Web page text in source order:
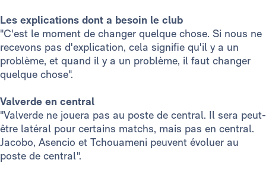
Les explications dont a besoin le club
"C'est le moment de changer quelque chose. Si nous ne
recevons pas d'explication, cela signifie qu'il y a un
problème, et quand il y a un problème, il faut changer
quelque chose".
Valverde en central
"Valverde ne jouera pas au poste de central. Il sera peut-
être latéral pour certains matchs, mais pas en central.
Jacobo, Asencio et Tchouameni peuvent évoluer au
poste de central".